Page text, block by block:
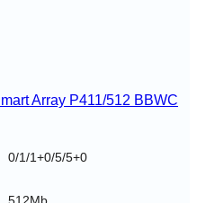
Array P411/512 BBWC
0/1/1+0/5/5+0